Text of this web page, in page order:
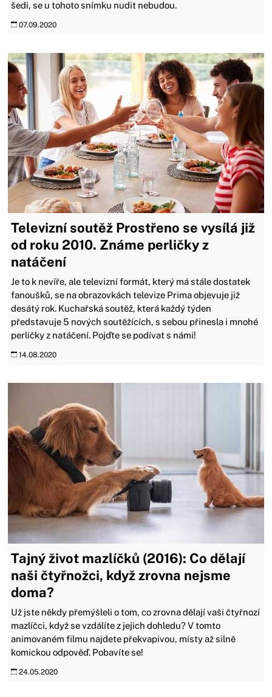
šedi, se u tohoto snímku nudit nebudou.
07.09.2020
Televizní soutěž Prostřeno se vysílá již
od roku 2010. Známe perličky z
natáčení
Je to k nevíře, ale televizní formát, který má stále dostatek
fanoušků, se na obrazovkách televize Prima objevuje již
desátý rok. Kuchařská soutěž, která každý týden
představuje 5 nových soutěžících, s sebou přinesla i mnohé
perličky z natáčení. Pojďte se podívat s námi!
14.08.2020
Tajný život mazlíčků (2016): Co dělají
naši čtyřnožci, když zrovna nejsme
doma?
Už jste někdy přemýšleli o tom, co zrovna dělají vaši čtyřnozí
mazlíčci, když se vzdálíte z jejich dohledu? V tomto
animovaném filmu najdete překvapivou, místy až silně
komickou odpověď. Pobavíte se!
24.05.2020